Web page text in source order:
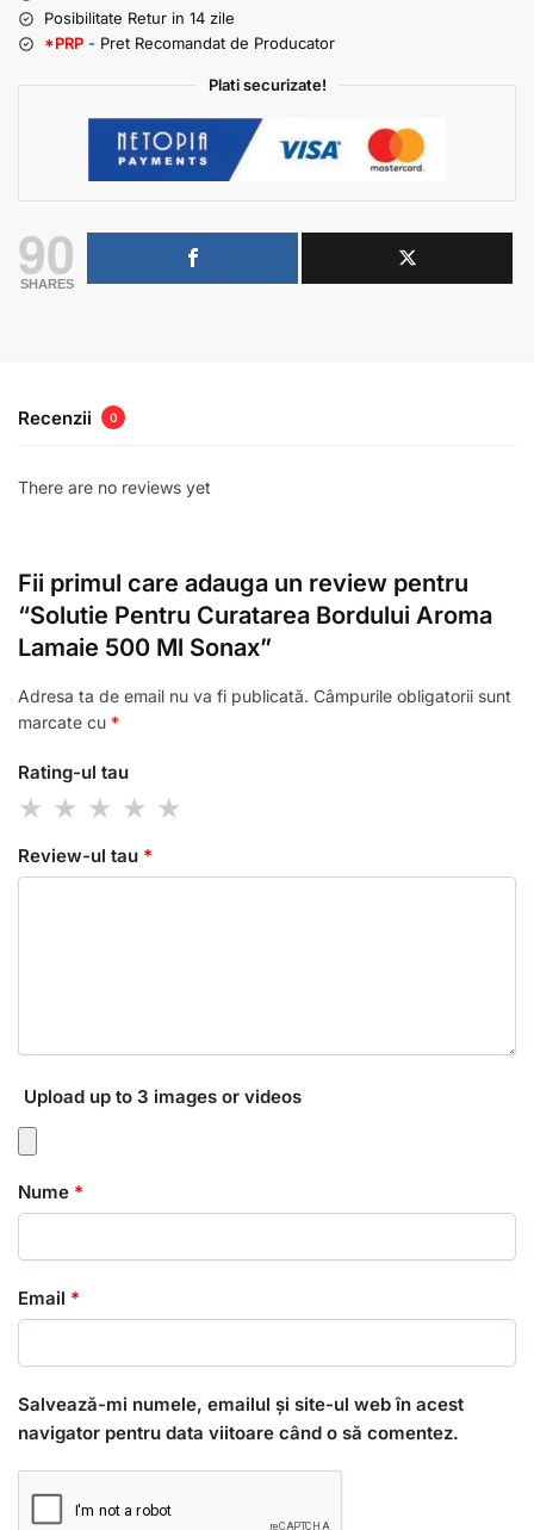
Posibilitate Retur in 14 zile
*PRP - Pret Recomandat de Producator
Plati securizate!
90
SHARES
Recenzii 0
There are no reviews yet
Fii primul care adauga un review pentru
“Solutie Pentru Curatarea Bordului Aroma
Lamaie 500 Ml Sonax”
Adresa ta de email nu va fi publicată. Câmpurile obligatorii sunt
marcate cu *
Rating-ul tau
Review-ul tau *
Upload up to 3 images or videos
Nume *
Email *
Salvează-mi numele, emailul și site-ul web în acest
navigator pentru data viitoare când o să comentez.